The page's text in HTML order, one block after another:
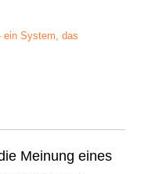
ein System, das
Meinung eines